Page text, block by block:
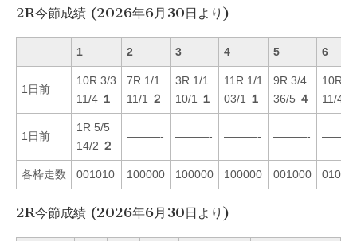
2R今節成績 (2026年6月30日より)
1 2 3 4 5 6
1日前
10R 3/3
11/4 １
7R 1/1
11/1
２
3R 1/1
10/1
１
11R 1/1
03/1
１
9R 3/4
36/5 ４
10R
11/4
1日前
1R 5/5
14/2 ２
———- ———- ———- ———-
各枠走数 001010 100000 100000 100000 001000
2R今節成績 (2026年6月30日より)